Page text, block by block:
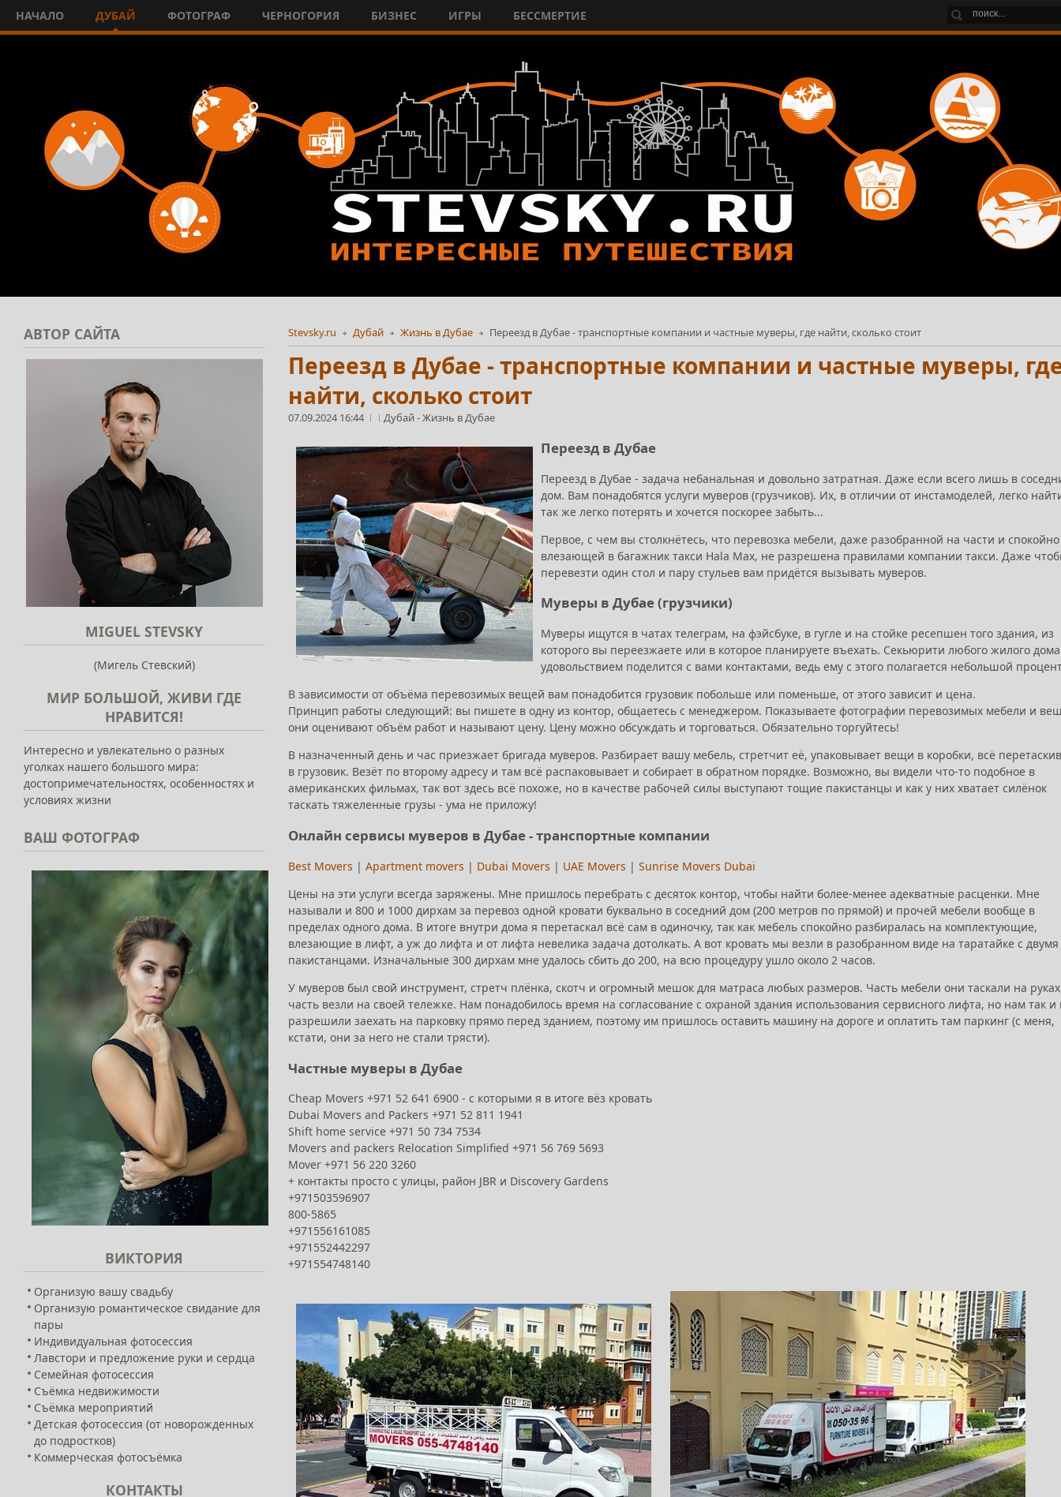
НАЧАЛО ДУБАЙ ФОТОГРАФ ЧЕРНОГОРИЯ БИЗНЕС ИГРЫ БЕССМЕРТИЕ
Stevsky.ru Дубай Жизнь в Дубае Переезд в Дубае - транспортные компании и частные муверы, где найти, сколько стоит
Переезд в Дубае - транспортные компании и частные муверы,
найти, сколько стоит
07.09.2024 16:44 Дубай-Жизнь в Дубае
Переезд в Дубае
Переезд в Дубае - задача небанальная и довольно затратная. Даже если всего лишь в
дом. Вам понадобятся услуги муверов (грузчиков). Их, в отличии от инстамоделей, легко
так же легко потерять и хочется поскорее забыть...
Первое, с чем вы столкнётесь, что перевозка мебели, даже разобранной на части и спокойно
влезающей в багажник такси Hala Max, не разрешена правилами компании такси. Даже
перевезти один стол и пару стульев вам придётся вызывать муверов.
Муверы в Дубае (грузчики)
Муверы ищутся в чатах телеграм, на фэйсбуке, в гугле и на стойке ресепшен того здания, из
которого вы переезжаете или в которое планируете въехать. Секьюрити любого жилого
удовольствием поделится с вами контактами, ведь ему с этого полагается небольшой
В зависимости от объёма перевозимых вещей вам понадобится грузовик побольше или поменьше, от этого зависит и цена.
Принцип работы следующий: вы пишете в одну из контор, общаетесь с менеджером. Показываете фотографии перевозимых мебели и
они оценивают объём работ и называют цену. Цену можно обсуждать и торговаться. Обязательно торгуйтесь!
В назначенный день и час приезжает бригада муверов. Разбирает вашу мебель, стретчит её, упаковывает вещи в коробки, всё
в грузовик. Везёт по второму адресу и там всё распаковывает и собирает в обратном порядке. Возможно, вы видели что-то подобное в
американских фильмах, так вот здесь всё похоже, но в качестве рабочей силы выступают тощие пакистанцы и как у них хватает силёнок
таскать тяжеленные грузы - ума не приложу!
Онлайн сервисы муверов в Дубае - транспортные компании
Best Movers | Apartment movers | Dubai Movers | UAE Movers | Sunrise Movers Dubai
Цены на эти услуги всегда заряжены. Мне пришлось перебрать с десяток контор, чтобы найти более-менее адекватные расценки. Мне
называли и 800 и 1000 дирхам за перевоз одной кровати буквально в соседний дом (200 метров по прямой) и прочей мебели вообще в
пределах одного дома. В итоге внутри дома я перетаскал всё сам в одиночку, так как мебель спокойно разбиралась на комплектующие,
влезающие в лифт, а уж до лифта и от лифта невелика задача дотолкать. А вот кровать мы везли в разобранном виде на таратайке с двумя
пакистанцами. Изначальные 300 дирхам мне удалось сбить до 200, на всю процедуру ушло около 2 часов.
У муверов был свой инструмент, стретч плёнка, скотч и огромный мешок для матраса любых размеров. Часть мебели они таскали на
часть везли на своей тележке. Нам понадобилось время на согласование с охраной здания использования сервисного лифта, но нам так и
разрешили заехать на парковку прямо перед зданием, поэтому им пришлось оставить машину на дороге и оплатить там паркинг (с меня,
кстати, они за него не стали трясти).
Частные муверы в Дубае
Cheap Movers +971 52 641 6900 - с которыми я в итоге вёз кровать
Dubai Movers and Packers +971 52 811 1941
Shift home service +971 50 734 7534
Movers and packers Relocation Simplified +971 56 769 5693
Mover +971 56 220 3260
+ контакты просто с улицы, район JBR и Discovery Gardens
+971503596907
800-5865
+971556161085
+971552442297
+971554748140
АВТОР САЙТА
MIGUEL STEVSKY
(Мигель Стевский)
МИР БОЛЬШОЙ, ЖИВИ ГДЕ
НРАВИТСЯ!
Интересно и увлекательно о разных
уголках нашего большого мира:
достопримечательностях, особенностях и
условиях жизни
ВАШ ФОТОГРАФ
ВИКТОРИЯ
Организую вашу свадьбу
Организую романтическое свидание для
пары
Индивидуальная фотосессия
Лавстори и предложение руки и сердца
Семейная фотосессия
Съёмка недвижимости
Съёмка мероприятий
Детская фотосессия (от новорожденных
до подростков)
Коммерческая фотосъёмка
КОНТАКТЫ